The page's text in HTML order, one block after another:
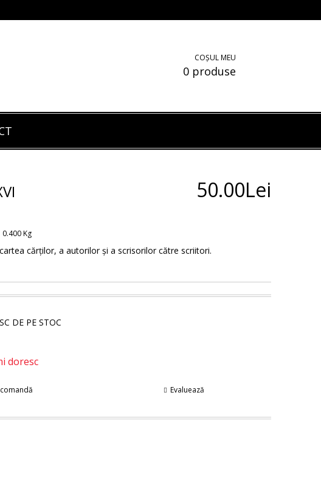
COȘUL MEU
0 produse
50.00Lei
0.400Kg
cărților, a autorilor și a scrisorilor către scriitori.
DE PE STOC
doresc
Evaluează